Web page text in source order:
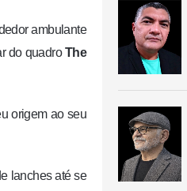
ambulante
do quadroThe
origem ao seu
lanches até se